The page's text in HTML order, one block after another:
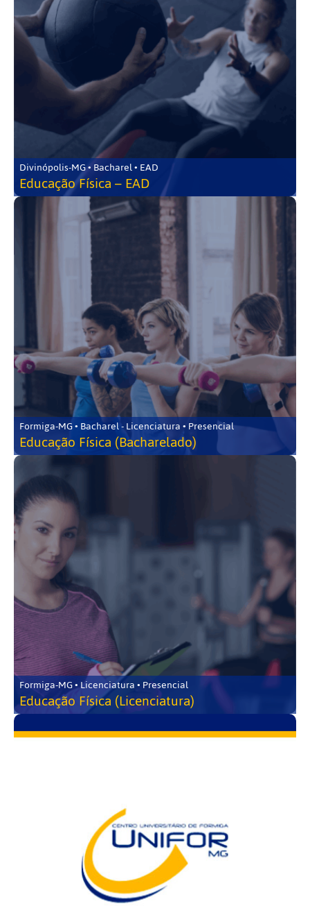
Divinópolis-MG • Bacharel • EAD
Educação Física – EAD
Formiga-MG • Bacharel - Licenciatura • Presencial
Educação Física (Bacharelado)
Formiga-MG • Licenciatura • Presencial
Educação Física (Licenciatura)